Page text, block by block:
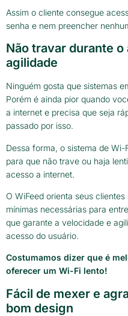
Assim o cliente consegue
senha e nem preencher
Não travar durante
agilidade
Ninguém gosta que sistemas
Porém é ainda pior quando
a internet e precisa que seja
passado por isso.
Dessa forma, o sistema de
para que não trave ou haja
acesso a internet.
O WiFeed orienta seus
mínimas necessárias para
que garante a velocidade e
acesso do usuário.
Costumamos dizer que é
oferecer um Wi-Fi lento!
Fácil de mexer e
bom design